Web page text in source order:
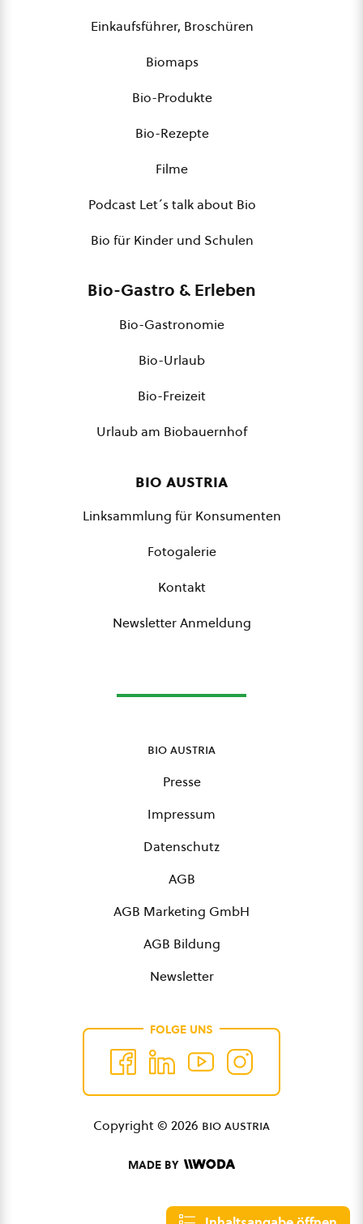
Einkaufsführer, Broschüren
Biomaps
Bio-Produkte
Bio-Rezepte
Filme
Podcast Let´s talk about Bio
Bio für Kinder und Schulen
Bio-Gastro & Erleben
Bio-Gastronomie
Bio-Urlaub
Bio-Freizeit
Urlaub am Biobauernhof
bio austria
Linksammlung für Konsumenten
Fotogalerie
Kontakt
Newsletter Anmeldung
bio austria
Presse
Impressum
Datenschutz
AGB
AGB Marketing GmbH
AGB Bildung
Newsletter
FOLGE UNS
Copyright © 2026 bio austria
MADE BY